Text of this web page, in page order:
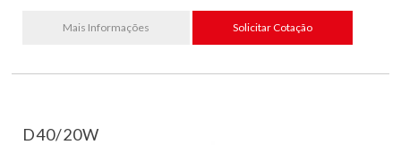
Mais Informações Solicitar Cotação
D40/20W